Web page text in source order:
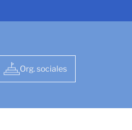
Org. sociales